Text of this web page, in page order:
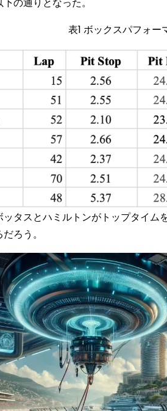
表1 ボックスパフォー
タスとハミルトンがトップタイム
ろう。